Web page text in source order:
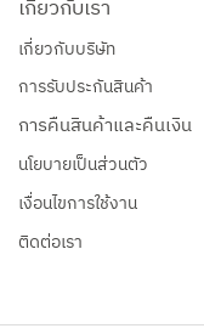
เกี่ยวกับเรา
เกี่ยวกับบริษัท
การรับประกันสินค้า
การคืนสินค้าและคืนเงิน
นโยบายเป็นส่วนตัว
เงื่อนไขการใช้งาน
ติดต่อเรา